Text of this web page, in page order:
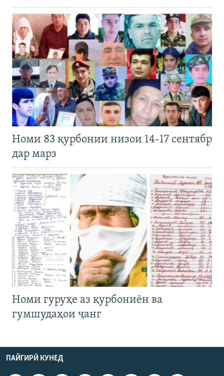
Номи 83 қурбонии низои 14-17 сентябр
дар марз
Номи гуруҳе аз қурбониён ва
гумшудаҳои ҷанг
ПАЙГИРӢ КУНЕД